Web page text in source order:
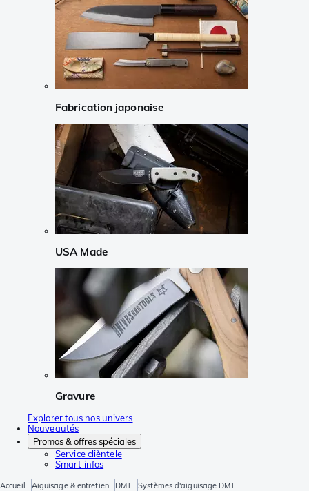
Fabrication japonaise
USA Made
Gravure
Explorer tous nos univers
Nouveautés
Promos & offres spéciales
Service clièntele
Smart infos
Accueil Aiguisage & entretien DMT Systèmes d'aiguisage DMT